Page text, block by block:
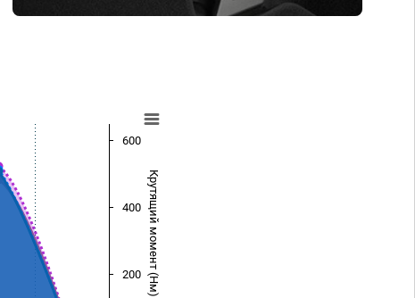
Крутящий момент (Нм)
200
400
600